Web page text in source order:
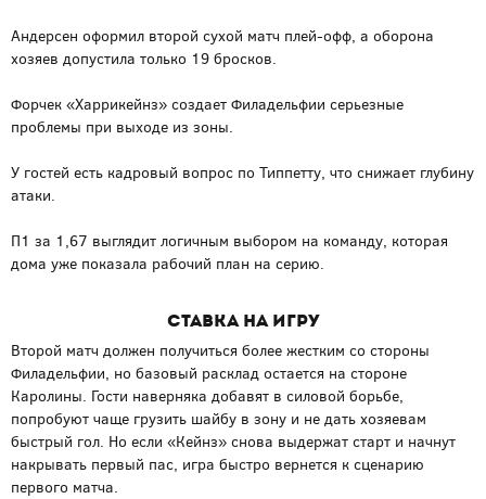
Андерсен оформил второй сухой матч плей-офф, а оборона
хозяев допустила только 19 бросков.
Форчек «Харрикейнз» создает Филадельфии серьезные
проблемы при выходе из зоны.
У гостей есть кадровый вопрос по Типпетту, что снижает глубину
атаки.
П1 за 1,67 выглядит логичным выбором на команду, которая
дома уже показала рабочий план на серию.
Ставка на игру
Второй матч должен получиться более жестким со стороны
Филадельфии, но базовый расклад остается на стороне
Каролины. Гости наверняка добавят в силовой борьбе,
попробуют чаще грузить шайбу в зону и не дать хозяевам
быстрый гол. Но если «Кейнз» снова выдержат старт и начнут
накрывать первый пас, игра быстро вернется к сценарию
первого матча.